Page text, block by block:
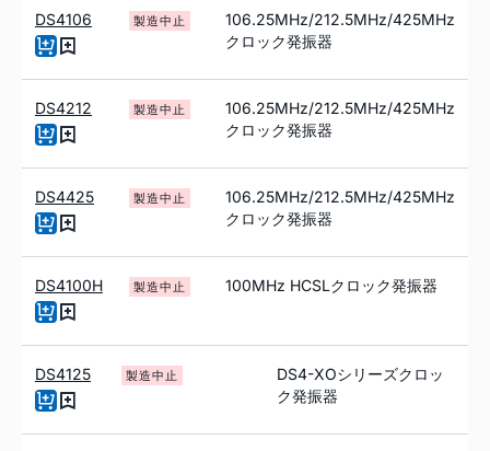
DS4106 製造中止
106.25MHz/212.5MHz/425MHz
クロック発振器
DS4212 製造中止
106.25MHz/212.5MHz/425MHz
クロック発振器
DS4425 製造中止
106.25MHz/212.5MHz/425MHz
クロック発振器
DS4100H 製造中止 100MHz HCSLクロック発振器
DS4125 製造中止
DS4-XOシリーズクロッ
ク発振器